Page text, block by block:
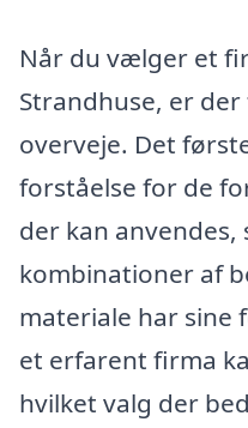
Når du vælger et
Strandhuse, er
overveje. Det
forståelse for de
der kan
kombinationer af
materiale har sine
et erfarent firma
hvilket valg der